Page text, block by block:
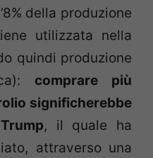
della produzione
utilizzata nella
quindi produzione
comprare più
significherebbe
, il quale ha
attraverso una